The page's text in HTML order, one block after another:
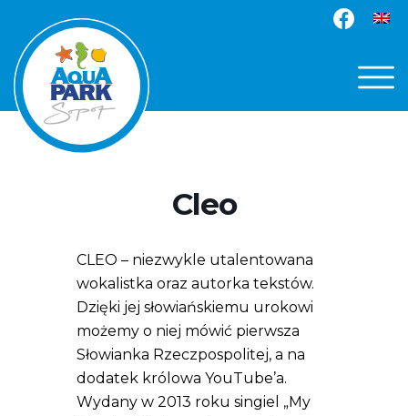
Cleo
CLEO – niezwykle utalentowana
wokalistka oraz autorka tekstów.
Dzięki jej słowiańskiemu urokowi
możemy o niej mówić pierwsza
Słowianka Rzeczpospolitej, a na
dodatek królowa YouTube’a.
Wydany w 2013 roku singiel „My